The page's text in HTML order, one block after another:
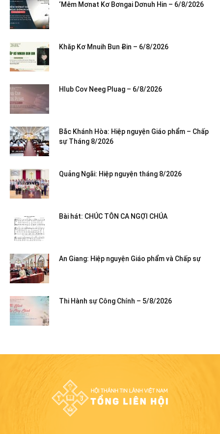
‘Mêm Mơnat Kơ Bơngai Dơnuh Hin – 6/8/2026
Khăp Kơ Mnuih Bun Ƀin – 6/8/2026
Hlub Cov Neeg Pluag – 6/8/2026
Bắc Khánh Hòa: Hiệp nguyện Giáo phẩm – Chấp
sự Tháng 8/2026
Quảng Ngãi: Hiệp nguyện tháng 8/2026
Bài hát: CHÚC TÔN CA NGỢI CHÚA
An Giang: Hiệp nguyện Giáo phẩm và Chấp sự
Thi Hành sự Công Chính – 5/8/2026